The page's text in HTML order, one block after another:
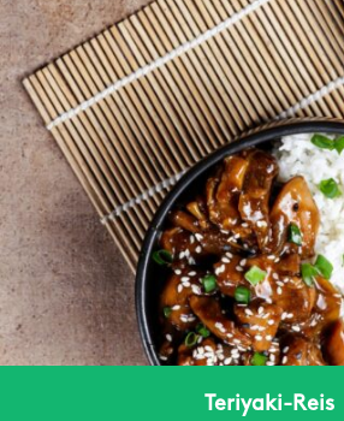
Teriyaki-Reis